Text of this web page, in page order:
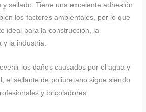
sellado. Tiene una excelente adhesión
los factores ambientales, por lo que
ideal para la construcción, la
la industria.
los daños causados por el agua y
el sellante de poliuretano sigue siendo
y bricoladores.